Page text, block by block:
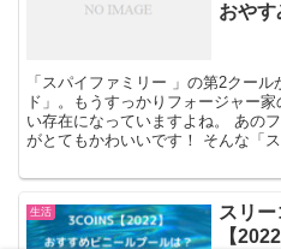
おや
「スパイファミリー 」の第2クー
ド」。もうすっかりフォージャー
い存在になっていますよね。 あの
がとてもかわいいです！ そんな「ス
生活
スリ
【